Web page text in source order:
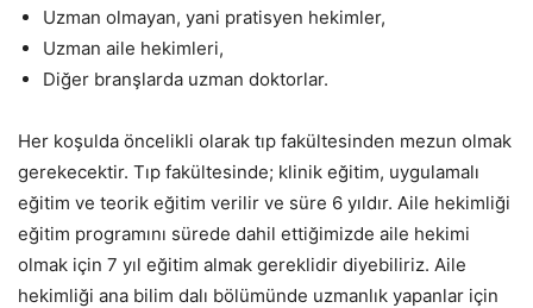
Uzman olmayan, yani pratisyen hekimler,
Uzman aile hekimleri,
Diğer branşlarda uzman doktorlar.
Her koşulda öncelikli olarak tıp fakültesinden mezun olmak
gerekecektir. Tıp fakültesinde; klinik eğitim, uygulamalı
eğitim ve teorik eğitim verilir ve süre 6 yıldır. Aile hekimliği
eğitim programını sürede dahil ettiğimizde aile hekimi
olmak için 7 yıl eğitim almak gereklidir diyebiliriz. Aile
hekimliği ana bilim dalı bölümünde uzmanlık yapanlar için